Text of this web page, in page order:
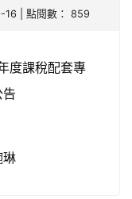
| 點閱數： 859
度課稅配套專
告
琳